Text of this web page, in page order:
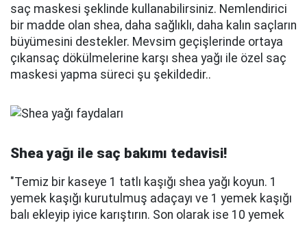
saç maskesi şeklinde kullanabilirsiniz. Nemlendirici
bir madde olan shea, daha sağlıklı, daha kalın saçların
büyümesini destekler. Mevsim geçişlerinde ortaya
çıkansaç dökülmelerine karşı shea yağı ile özel saç
maskesi yapma süreci şu şekildedir..
Shea yağı ile saç bakımı tedavisi!
"Temiz bir kaseye 1 tatlı kaşığı shea yağı koyun. 1
yemek kaşığı kurutulmuş adaçayı ve 1 yemek kaşığı
balı ekleyip iyice karıştırın. Son olarak ise 10 yemek